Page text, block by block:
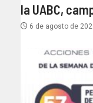
la UABC,
6 de agosto de